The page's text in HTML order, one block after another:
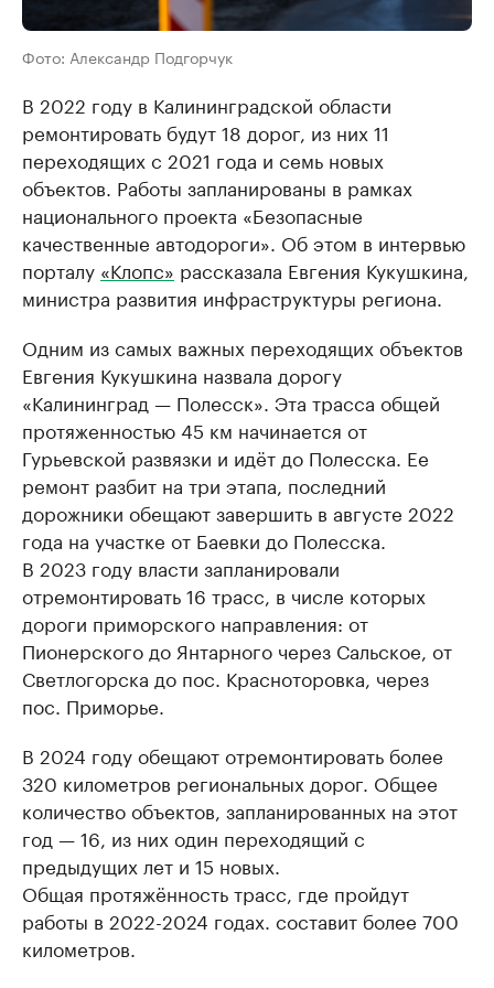
Фото: Александр Подгорчук
В 2022 году в Калининградской области
ремонтировать будут 18 дорог, из них 11
переходящих с 2021 года и семь новых
объектов. Работы запланированы в рамках
национального проекта «Безопасные
качественные автодороги». Об этом в интервью
порталу «Клопс» рассказала Евгения Кукушкина,
министра развития инфраструктуры региона.
Одним из самых важных переходящих объектов
Евгения Кукушкина назвала дорогу
«Калининград — Полесск». Эта трасса общей
протяженностью 45 км начинается от
Гурьевской развязки и идёт до Полесска. Ее
ремонт разбит на три этапа, последний
дорожники обещают завершить в августе 2022
года на участке от Баевки до Полесска.
В 2023 году власти запланировали
отремонтировать 16 трасс, в числе которых
дороги приморского направления: от
Пионерского до Янтарного через Сальское, от
Светлогорска до пос. Красноторовка, через
пос. Приморье.
В 2024 году обещают отремонтировать более
320 километров региональных дорог. Общее
количество объектов, запланированных на этот
год — 16, из них один переходящий с
предыдущих лет и 15 новых.
Общая протяжённость трасс, где пройдут
работы в 2022-2024 годах. составит более 700
километров.